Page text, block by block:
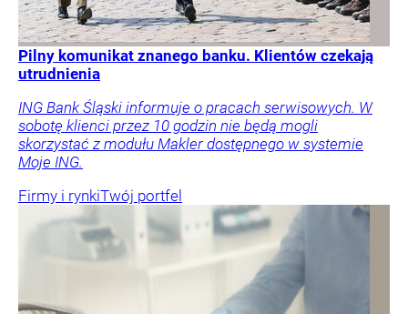
Pilny komunikat znanego banku. Klientów czekają
utrudnienia
ING Bank Śląski informuje o pracach serwisowych. W
sobotę klienci przez 10 godzin nie będą mogli
skorzystać z modułu Makler dostępnego w systemie
Moje ING.
Firmy i rynkiTwój portfel